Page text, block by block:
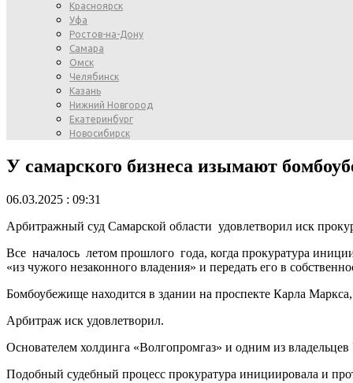
Красноярск
Уфа
Ростов-на-Дону
Самара
Омск
Челябинск
Казань
Нижний Новгород
Екатеринбург
Новосибирск
У самарского бизнеса изымают
06.03.2025 : 09:31
Арбитражный суд Самарской области удовлетворил иск
Все началось летом прошлого года, когда прокуратура
«из чужого незаконного владения» и передать его в
Бомбоубежище находится в здании на проспекте Карла
Арбитраж иск удовлетворил.
Основателем холдинга «Волгопромгаз» и одним из
Подобный судебный процесс прокуратура инициировала и